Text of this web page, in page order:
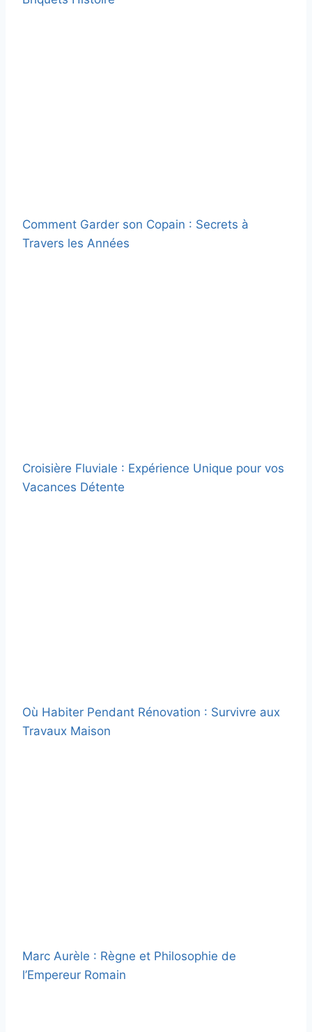
Comment Garder son Copain : Secrets à
Travers les Années
Croisière Fluviale : Expérience Unique pour vos
Vacances Détente
Où Habiter Pendant Rénovation : Survivre aux
Travaux Maison
Marc Aurèle : Règne et Philosophie de
l’Empereur Romain